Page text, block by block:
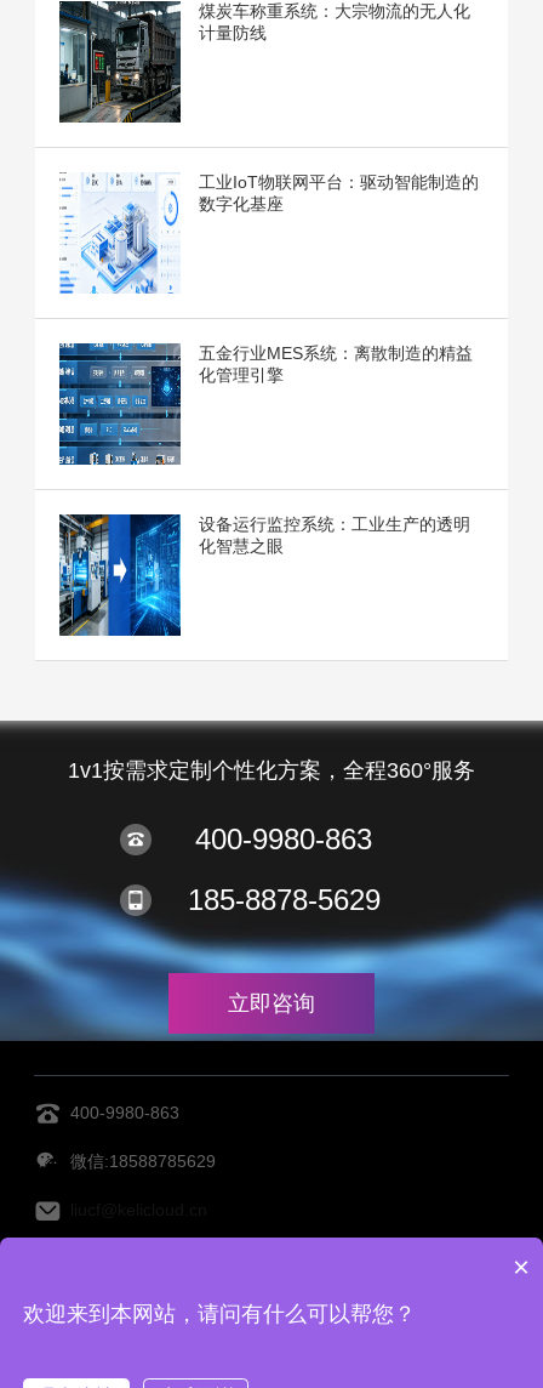
煤炭车称重系统：大宗物流的无人化
计量防线
工业IoT物联网平台：驱动智能制造的
数字化基座
五金行业MES系统：离散制造的精益
化管理引擎
设备运行监控系统：工业生产的透明
化智慧之眼
1v1按需求定制个性化方案，全程360°服务
400-9980-863
185-8878-5629
立即咨询
400-9980-863
微信:18588785629
MES管理系统 设备管理系统 透明工厂
仓储管理系统
×
欢迎来到本网站，请问有什么可以帮您？